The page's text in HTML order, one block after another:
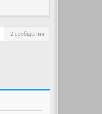
2 сообщения